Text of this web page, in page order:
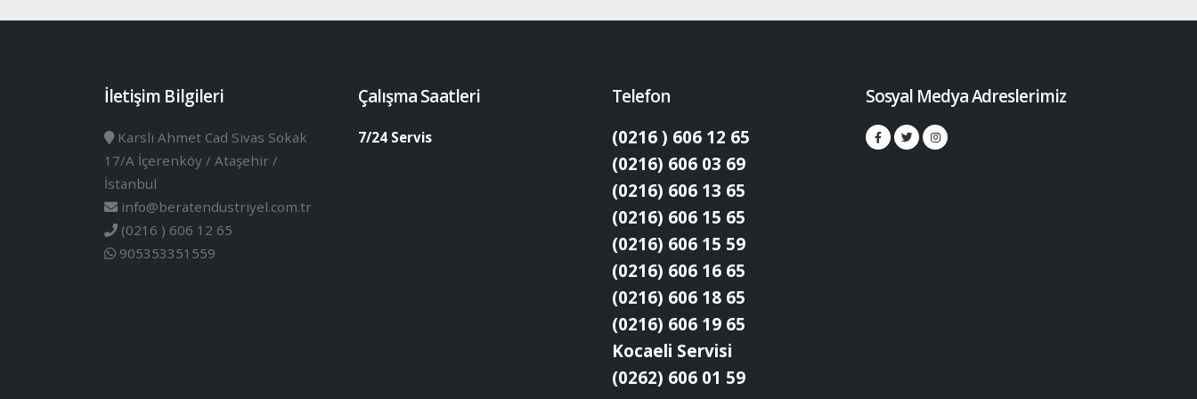
İletişim Bilgileri
Karslı Ahmet Cad Sivas Sokak
17/A İçerenköy / Ataşehir /
İstanbul
info@beratendustriyel.com.tr
(0216 ) 606 12 65
905353351559
Çalışma Saatleri
7/24 Servis
Telefon
(0216 ) 606 12 65
(0216) 606 03 69
(0216) 606 13 65
(0216) 606 15 65
(0216) 606 15 59
(0216) 606 16 65
(0216) 606 18 65
(0216) 606 19 65
Kocaeli Servisi
(0262) 606 01 59
Sosyal Medya Adreslerimiz